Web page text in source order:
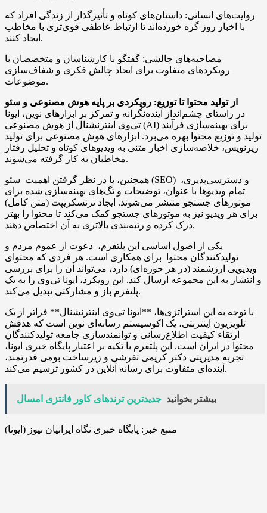
روایت‌های انسانی: داستان‌های کوتاه و تأثیرگذار از زندگی افراد که
با اخبار روز گره خورده‌اند تا ارتباط عاطفی قوی‌تری با مخاطب
ایجاد کنند.
مصاحبه‌های چالشی: گفتگو با کارشناسان و متخصصان با
رویکردهای متفاوت برای ایجاد چالش فکری و شفاف‌سازی
موضوعات.
از تولید محتوا تا توزیع: رویکردی بر پایه هوش مصنوعی و سئو
در راستای چشم‌انداز آینده‌نگرانه و تمرکز بر ابزارهای نوین، ایونا
تی‌وی اینترنشنال از هوش مصنوعی (AI) برای بهینه‌سازی فرآیند
تولید و توزیع محتوا بهره می‌برد. ابزارهای هوش مصنوعی برای تولید
زیرنویس، خلاصه‌سازی اخبار متنی به ویدیوهای کوتاه و تحلیل رفتار
مخاطبان به کار گرفته می‌شوند.
همچنین، با در نظر گرفتن اهمیت سئو (SEO) و دسترسی‌پذیری،
تمام ویدیوها با عنوان، توضیحات و تگ‌های بهینه‌سازی شده برای
موتورهای جستجو منتشر می‌شوند. ایجاد ترنسکریپت (متن کامل)
برای هر ویدیو نیز به موتورهای جستجو کمک می‌کند تا محتوا را بهتر
درک کرده و رتبه‌بندی بالاتری به آن اختصاص دهند.
یکی از اصول اساسی این پلتفرم، دعوت از عموم مردم و
تولیدکنندگان محتوا برای همکاری است. هر فردی که محتوای
ویدیویی ارزشمند (در هر حوزه‌ای) دارد، می‌تواند آن را برای بررسی
و انتشار به این مجموعه ارسال کند. این رویکرد، ایونا تی‌وی را به یک
پلتفرم باز و مشارکتی تبدیل می‌کند.
با توجه به این استراتژی‌ها، **ایونا تی‌وی اینترنشنال** فراتر از یک
تلویزیون اینترنتی، یک اکوسیستم رسانه‌ای نوین است که هدفش
ارتقاء کیفیت اطلاع‌رسانی و توانمندسازی جامعه تولیدکنندگان
محتوا در ایران است. این پلتفرم با تکیه بر اعتبار پایگاه خبری ایونا،
تجربه مدیریتی دکتر کریمی تفرشی و زیرساخت بومی قدرتمند،
آینده‌ای متفاوت برای رسانه آنلاین در کشور ترسیم می‌کند.
بیشتر بخوانید جدیدترین ترندهای کاور فانتزی امسال
منبع خبر: پایگاه خبری نگاه ایرانیان نیوز (ایونا)